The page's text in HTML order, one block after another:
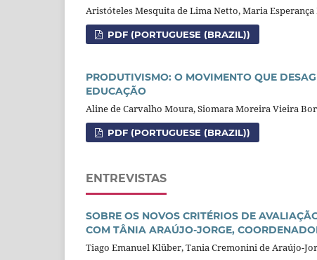
Aristóteles Mesquita de Lima Netto, Maria Esperança
PDF (PORTUGUESE (BRAZIL))
PRODUTIVISMO: O MOVIMENTO QUE
EDUCAÇÃO
Aline de Carvalho Moura, Siomara Moreira Vieira
PDF (PORTUGUESE (BRAZIL))
ENTREVISTAS
SOBRE OS NOVOS CRITÉRIOS DE
COM TÂNIA ARAÚJO-JORGE,
Tiago Emanuel Klüber, Tania Cremonini de Araújo-